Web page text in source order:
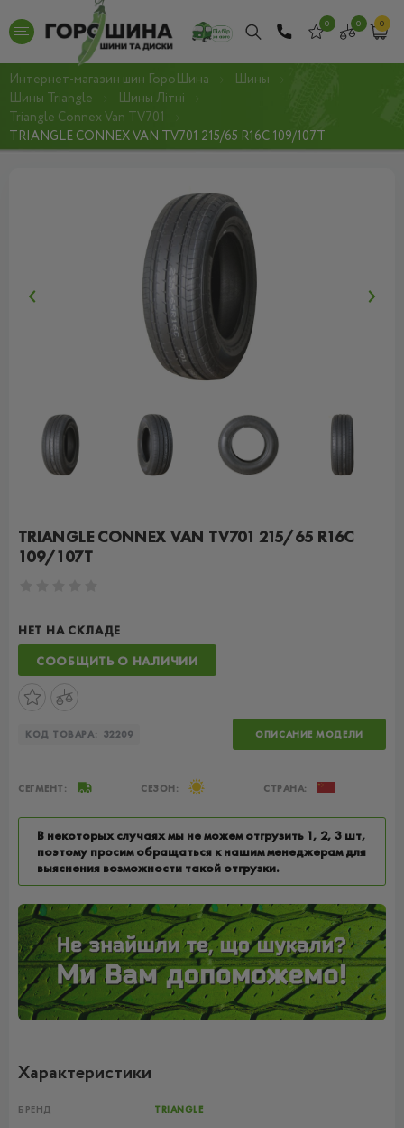
0 0 0
Интернет-магазин шин ГороШина
Шины
Шины Triangle
Шины Літні
Triangle Connex Van TV701
TRIANGLE CONNEX VAN TV701 215/65 R16C 109/107T
TRIANGLE CONNEX VAN TV701 215/65 R16C
109/107T
НЕТ НА СКЛАДЕ
СООБЩИТЬ О НАЛИЧИИ
КОД ТОВАРА: 32209 ОПИСАНИЕ МОДЕЛИ
СЕГМЕНТ: СЕЗОН: СТРАНА:
В некоторых случаях мы не можем отгрузить 1, 2, 3 шт,
поэтому просим обращаться к нашим менеджерам для
выяснения возможности такой отгрузки.
Характеристики
БРЕНД TRIANGLE